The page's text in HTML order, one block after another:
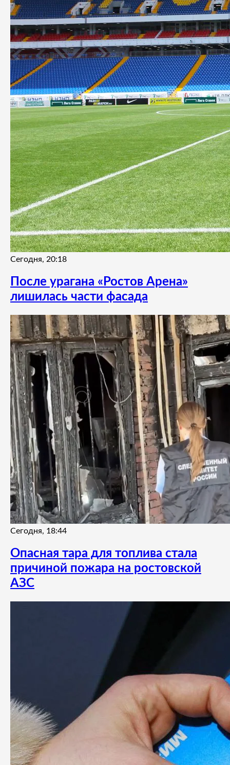
Сегодня, 20:18
После урагана «Ростов Арена»
лишилась части фасада
Сегодня, 18:44
Опасная тара для топлива стала
причиной пожара на ростовской
АЗС